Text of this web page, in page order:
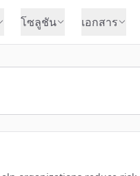
โซลูชัน เอกสาร